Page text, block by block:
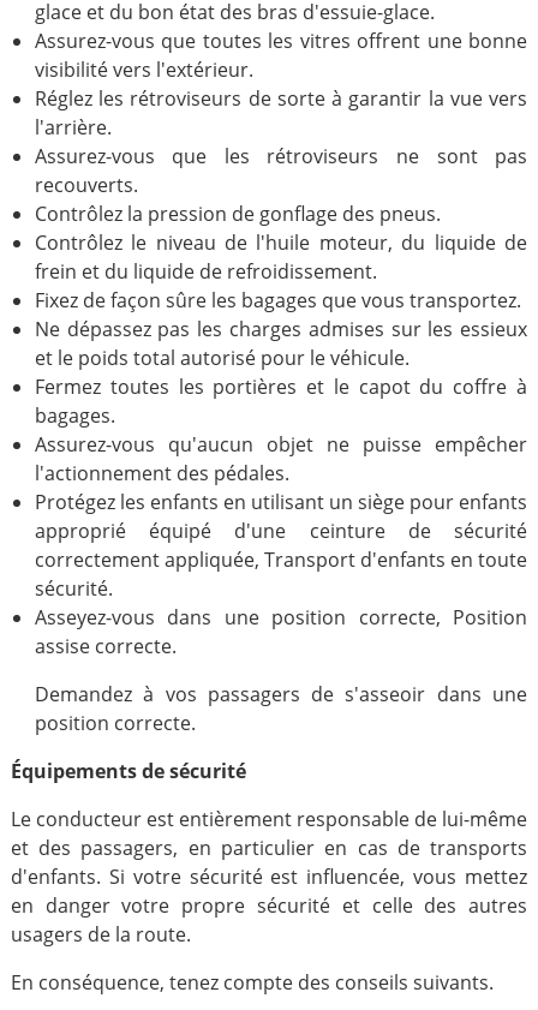
glace et du bon état des bras d'essuie-glace.
Assurez-vous que toutes les vitres offrent une bonne
visibilité vers l'extérieur.
Réglez les rétroviseurs de sorte à garantir la vue vers
l'arrière.
Assurez-vous que les rétroviseurs ne sont pas
recouverts.
Contrôlez la pression de gonflage des pneus.
Contrôlez le niveau de l'huile moteur, du liquide de
frein et du liquide de refroidissement.
Fixez de façon sûre les bagages que vous transportez.
Ne dépassez pas les charges admises sur les essieux
et le poids total autorisé pour le véhicule.
Fermez toutes les portières et le capot du coffre à
bagages.
Assurez-vous qu'aucun objet ne puisse empêcher
l'actionnement des pédales.
Protégez les enfants en utilisant un siège pour enfants
approprié équipé d'une ceinture de sécurité
correctement appliquée, Transport d'enfants en toute
sécurité.
Asseyez-vous dans une position correcte, Position
assise correcte.
Demandez à vos passagers de s'asseoir dans une
position correcte.
Équipements de sécurité
Le conducteur est entièrement responsable de lui-même
et des passagers, en particulier en cas de transports
d'enfants. Si votre sécurité est influencée, vous mettez
en danger votre propre sécurité et celle des autres
usagers de la route.
En conséquence, tenez compte des conseils suivants.